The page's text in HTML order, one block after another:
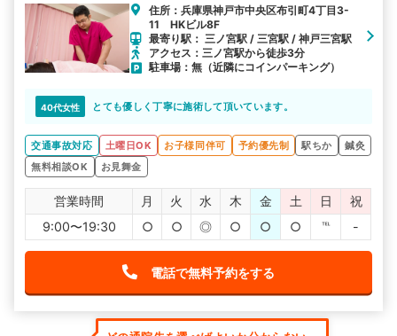
住所：兵庫県神戸市中央区布引町4丁目3-
11 HKビル8F
最寄り駅： 三ノ宮駅 / 三宮駅 / 神戸三宮駅
アクセス：三ノ宮駅から徒歩3分
駐車場：無（近隣にコインパーキング）
40代女性 とても優しく丁寧に施術して頂いています。
交通事故対応 土曜日OK お子様同伴可 予約優先制 駅ちか
鍼灸
無料相談OK
お見舞金
営業時間 月 火 水 木 金 土 日
祝
9:00〜19:30
○ ○ ◎ ○ ○ ○ ℡ -
電話で無料予約をする